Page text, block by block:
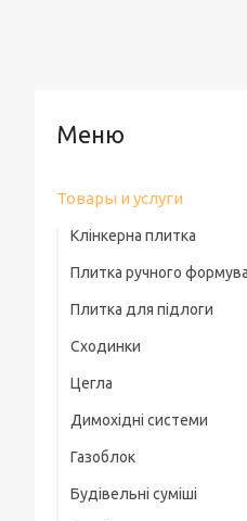
Товары и услуги
Клінкерна плитка
Плитка ручного
Плитка для підлоги
Сходинки
Цегла
Димохідні системи
Газоблок
Будівельні суміші